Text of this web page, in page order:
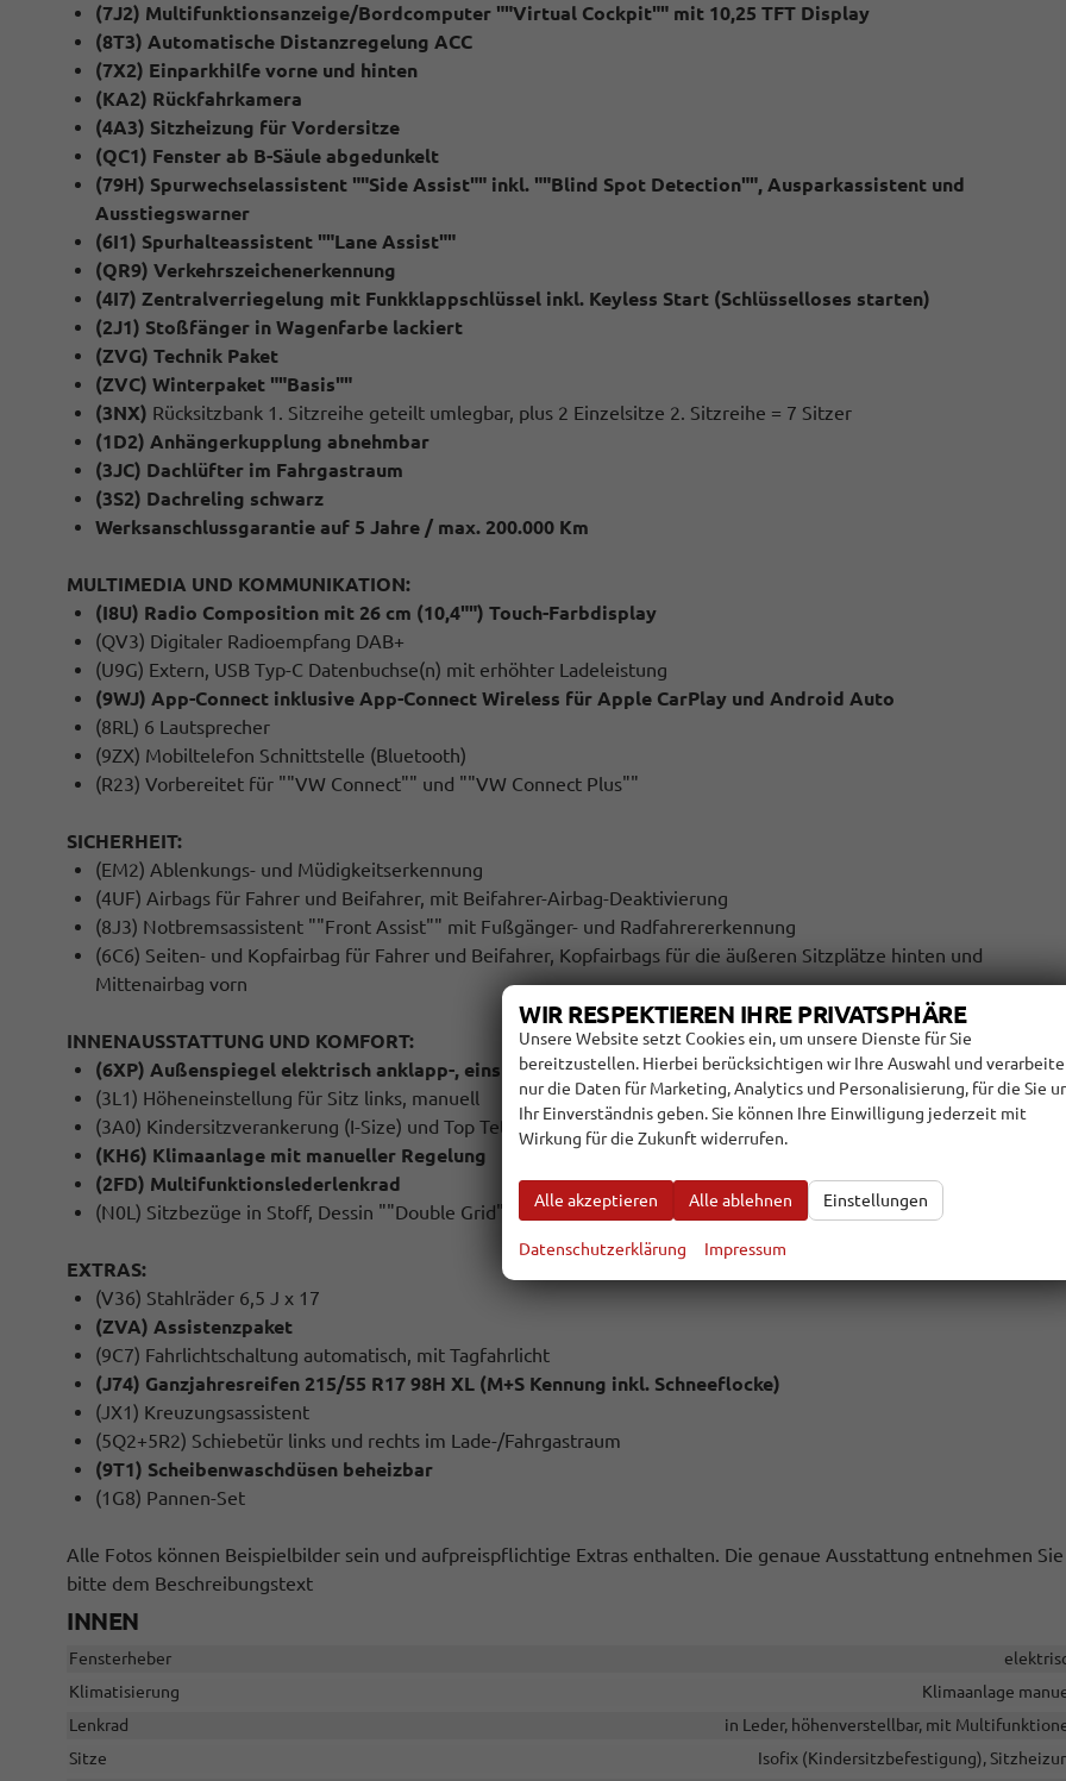
(7J2) Multifunktionsanzeige/Bordcomputer ""Virtual Cockpit"" mit 10,25 TFT Display
(8T3) Automatische Distanzregelung ACC
(7X2) Einparkhilfe vorne und hinten
(KA2) Rückfahrkamera
(4A3) Sitzheizung für Vordersitze
(QC1) Fenster ab B-Säule abgedunkelt
(79H) Spurwechselassistent ""Side Assist"" inkl. ""Blind Spot Detection"", Ausparkassistent und
Ausstiegswarner
(6I1) Spurhalteassistent ""Lane Assist""
(QR9) Verkehrszeichenerkennung
(4I7) Zentralverriegelung mit Funkklappschlüssel inkl. Keyless Start (Schlüsselloses starten)
(2J1) Stoßfänger in Wagenfarbe lackiert
(ZVG) Technik Paket
(ZVC) Winterpaket ""Basis""
(3NX) Rücksitzbank 1. Sitzreihe geteilt umlegbar, plus 2 Einzelsitze 2. Sitzreihe = 7 Sitzer
(1D2) Anhängerkupplung abnehmbar
(3JC) Dachlüfter im Fahrgastraum
(3S2) Dachreling schwarz
Werksanschlussgarantie auf 5 Jahre / max. 200.000 Km
MULTIMEDIA UND KOMMUNIKATION:
(I8U) Radio Composition mit 26 cm (10,4"") Touch-Farbdisplay
(QV3) Digitaler Radioempfang DAB+
(U9G) Extern, USB Typ-C Datenbuchse(n) mit erhöhter Ladeleistung
(9WJ) App-Connect inklusive App-Connect Wireless für Apple CarPlay und Android Auto
(8RL) 6 Lautsprecher
(9ZX) Mobiltelefon Schnittstelle (Bluetooth)
(R23) Vorbereitet für ""VW Connect"" und ""VW Connect Plus""
SICHERHEIT:
(EM2) Ablenkungs- und Müdigkeitserkennung
(4UF) Airbags für Fahrer und Beifahrer, mit Beifahrer-Airbag-Deaktivierung
(8J3) Notbremsassistent ""Front Assist"" mit Fußgänger- und Radfahrererkennung
(6C6) Seiten- und Kopfairbag für Fahrer und Beifahrer, Kopfairbags für die äußeren Sitzplätze hinten und
Mittenairbag vorn
INNENAUSSTATTUNG UND KOMFORT:
(6XP) Außenspiegel elektrisch anklapp-, einstell- und beheizbar
(3L1) Höheneinstellung für Sitz links, manuell
(3A0) Kindersitzverankerung (I-Size) und Top Tether für Sitze im FGR (außer mittlerer Sitz der 2. Sitzreihe)
(KH6) Klimaanlage mit manueller Regelung
(2FD) Multifunktionslederlenkrad
(N0L) Sitzbezüge in Stoff, Dessin ""Double Grid""
EXTRAS:
(V36) Stahlräder 6,5 J x 17
(ZVA) Assistenzpaket
(9C7) Fahrlichtschaltung automatisch, mit Tagfahrlicht
(J74) Ganzjahresreifen 215/55 R17 98H XL (M+S Kennung inkl. Schneeflocke)
(JX1) Kreuzungsassistent
(5Q2+5R2) Schiebetür links und rechts im Lade-/Fahrgastraum
(9T1) Scheibenwaschdüsen beheizbar
(1G8) Pannen-Set
Alle Fotos können Beispielbilder sein und aufpreispflichtige Extras enthalten. Die genaue Ausstattung entnehmen Sie
bitte dem Beschreibungstext
INNEN
Fensterheber
Klimatisierung
Klimaanlage
Lenkrad
in Leder, höhenverstellbar, mit
Sitze
Isofix (Kindersitzbefestigung),
WIR RESPEKTIEREN IHRE PRIVATSPHÄRE
Unsere Website setzt Cookies ein, um unsere Dienste für Sie
bereitzustellen. Hierbei berücksichtigen wir Ihre Auswahl und
nur die Daten für Marketing, Analytics und Personalisierung, für die Sie
Ihr Einverständnis geben. Sie können Ihre Einwilligung jederzeit mit
Wirkung für die Zukunft widerrufen.
Alle akzeptieren Alle ablehnen Einstellungen
Datenschutzerklärung Impressum